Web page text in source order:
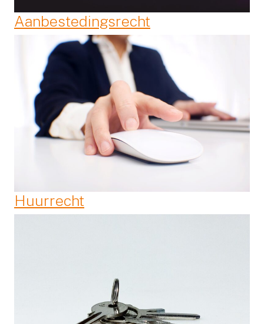
Aanbestedingsrecht
Huurrecht